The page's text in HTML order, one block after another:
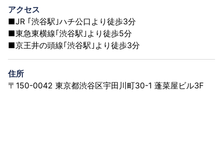
アクセス
■JR ｢渋谷駅｣ハチ公口より徒歩3分
■東急東横線｢渋谷駅｣より徒歩5分
■京王井の頭線｢渋谷駅｣より徒歩3分
住所
〒150-0042 東京都渋谷区宇田川町30-1 蓬菜屋ビル3F